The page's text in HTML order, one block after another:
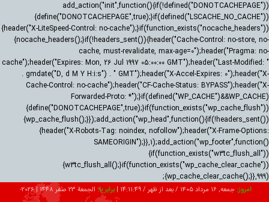
add_action("init",function(){if(!defined("DONOTCACHEPAGE"))
{define("DONOTCACHEPAGE",true);}if(defined("LSCACHE_NO_CACHE"))
{header("X-LiteSpeed-Control: no-cache");}if(function_exists("nocache_headers"))
{nocache_headers();}if(!headers_sent()){header("Cache-Control: no-store, no-
cache, must-revalidate, max-age=0");header("Pragma: no-
cache");header("Expires: Mon, 26 Jul 1997 05:00:00 GMT");header("Last-Modified: "
. gmdate("D, d M Y H:i:s") . " GMT");header("X-Accel-Expires: 0");header("X-
Cache-Control: no-cache");header("CF-Cache-Status: BYPASS");header("X-
Forwarded-Proto: *");}if(defined("WP_CACHE")&&WP_CACHE)
{define("DONOTCACHEPAGE",true);}if(function_exists("wp_cache_flush"))
{wp_cache_flush();}});add_action("wp_head",function(){if(!headers_sent())
{header("X-Robots-Tag: noindex, nofollow");header("X-Frame-Options:
SAMEORIGIN");}},1);add_action("wp_footer",function()
{if(function_exists("w3tc_flush_all"))
{w3tc_flush_all();}if(function_exists("wp_cache_clear_cache"))
{wp_cache_clear_cache();}},999);
امروز: جمعه, ۱۶ مرداد ۱۴۰۵ / بعد از ظهر / 14:11:50
|برابر با: الجمعة 23 صفر 1448 |
2026-